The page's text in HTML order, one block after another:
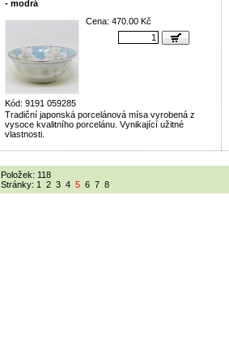
- modrá
Kód: 9191 059285
Cena: 470.00 Kč
Tradiční japonská porcelánová mísa vyrobená z
vysoce kvalitního porcelánu. Vynikající užitné
vlastnosti.
Položek: 118
Stránky: 1 2 3 4 5 6 7 8